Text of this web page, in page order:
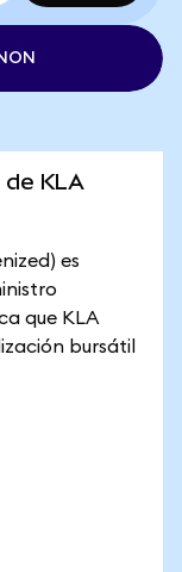
KLA
es
que KLA
bursátil